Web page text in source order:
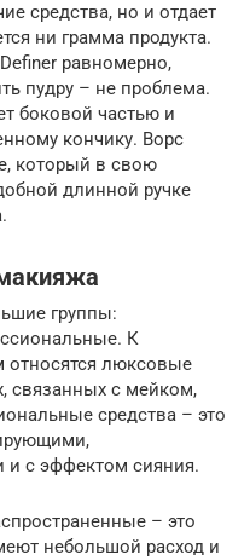
средства, но и отдает
ни грамма продукта.
равномерно,
пудру – не проблема.
боковой частью и
кончику. Ворс
который в свою
длинной ручке
группы:
К
относятся люксовые
связанных с мейком,
средства – это
с эффектом сияния.
– это
небольшой расход и